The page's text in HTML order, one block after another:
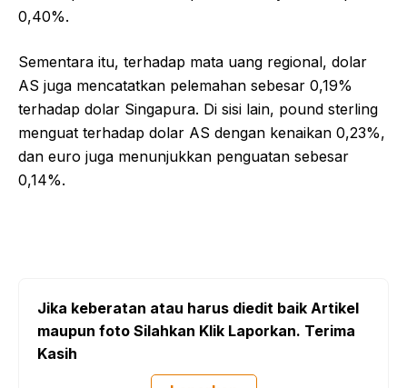
0,40%.
Sementara itu, terhadap mata uang regional, dolar
AS juga mencatatkan pelemahan sebesar 0,19%
terhadap dolar Singapura. Di sisi lain, pound sterling
menguat terhadap dolar AS dengan kenaikan 0,23%,
dan euro juga menunjukkan penguatan sebesar
0,14%.
Jika keberatan atau harus diedit baik Artikel
maupun foto Silahkan Klik Laporkan. Terima
Kasih